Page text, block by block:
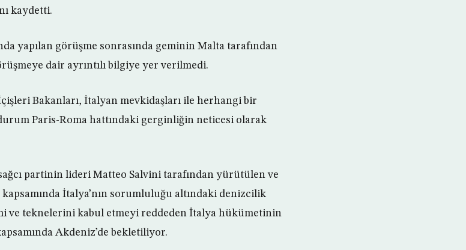
kaydetti.
yapılan görüşme sonrasında geminin Malta tarafından
dair ayrıntılı bilgiye yer verilmedi.
Bakanları, İtalyan mevkidaşları ile herhangi bir
Paris-Roma hattındaki gerginliğin neticesi olarak
partinin lideri Matteo Salvini tarafından yürütülen ve
İtalya’nın sorumluluğu altındaki denizcilik
ve teknelerini kabul etmeyi reddeden İtalya hükümetinin
Akdeniz’de bekletiliyor.